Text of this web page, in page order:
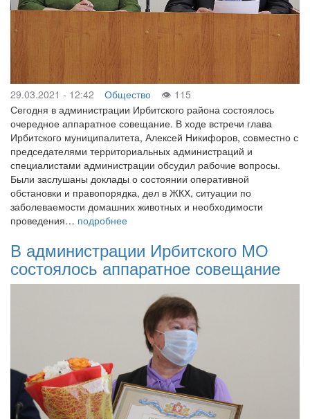
29.03.2021 - 12:42 Общество
115
Сегодня в администрации Ирбитского района состоялось
очередное аппаратное совещание. В ходе встречи глава
Ирбитского муниципалитета, Алексей Никифоров, совместно с
председателями территориальных администраций и
специалистами администрации обсудил рабочие вопросы.
Были заслушаны доклады о состоянии оперативной
обстановки и правопорядка, дел в ЖКХ, ситуации по
заболеваемости домашних животных и необходимости
проведения… подробнее
В администрации Ирбитского МО
состоялось аппаратное совещание